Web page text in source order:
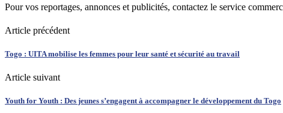
Pour vos reportages, annonces et publicités, contactez le service
Article précédent
Togo : UITA mobilise les femmes pour leur santé et sécurité au travail
Article suivant
Youth for Youth : Des jeunes s’engagent à accompagner le développement du Togo